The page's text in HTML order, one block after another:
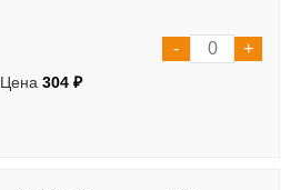
Цена 304 ₽